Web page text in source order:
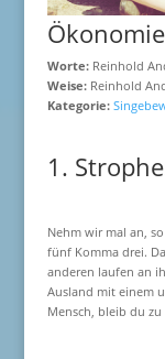
Worte:Reinhold
Weise:Reinhold
Kategorie:
1.
Nehm wir mal an,
fünf Komma drei.
anderen laufen an
Ausland mit einem
Mensch, bleib du zu